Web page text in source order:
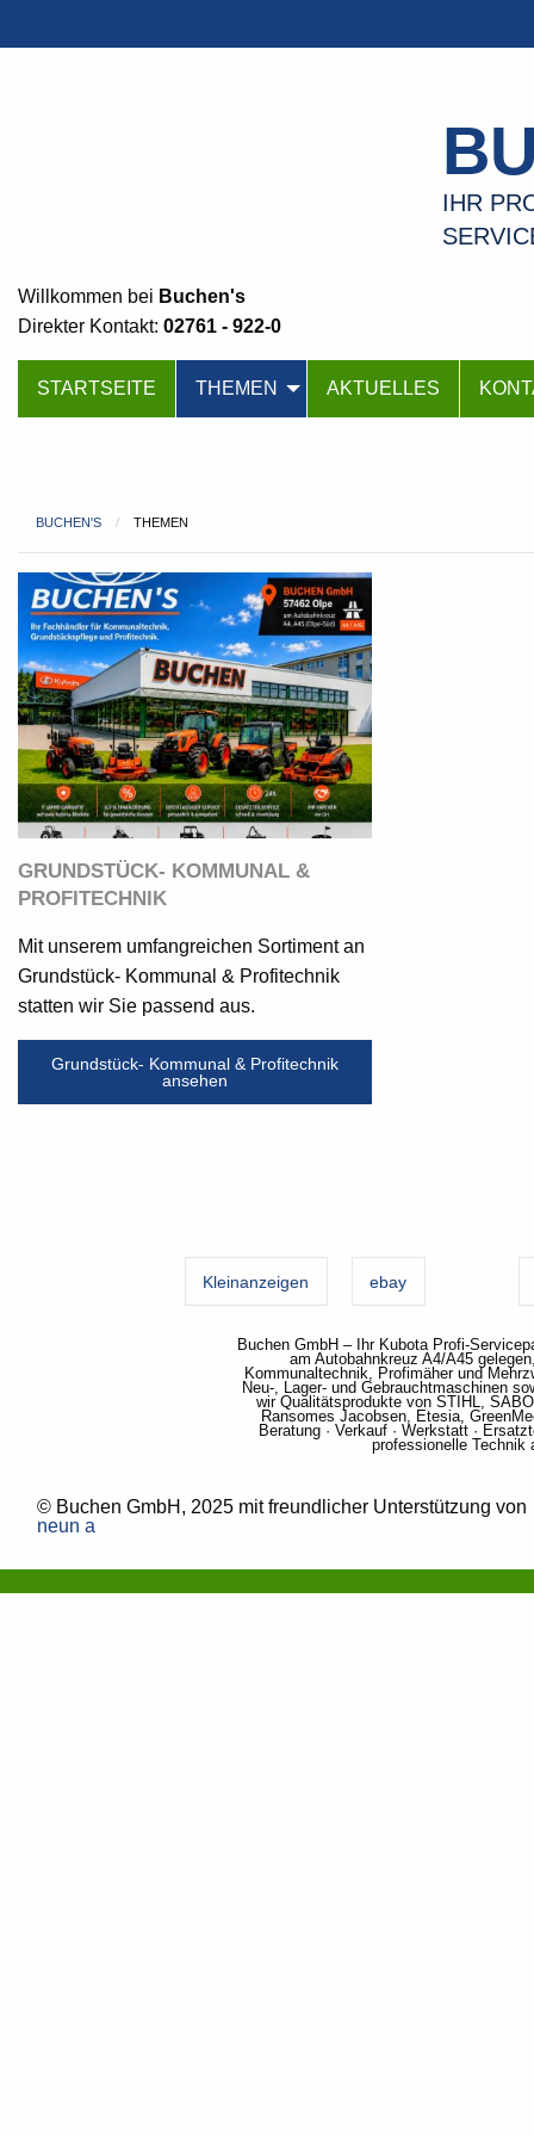
IHR
Willkommen bei Buchen's
Direkter Kontakt: 02761 - 922-0
STARTSEITE THEMEN AKTUELLES
BUCHEN'S THEMEN
GRUNDSTÜCK- KOMMUNAL &
PROFITECHNIK
Mit unserem umfangreichen Sortiment an
Grundstück- Kommunal & Profitechnik
statten wir Sie passend aus.
Grundstück- Kommunal & Profitechnik
ansehen
Kleinanzeigen ebay
Buchen GmbH – Ihr Kubota Profi-
am Autobahnkreuz A4/A45
Kommunaltechnik, Profimäher und
Neu-, Lager- und Gebrauchtmaschinen
wir Qualitätsprodukte von STIHL,
Ransomes Jacobsen, Etesia,
Beratung · Verkauf · Werkstatt ·
professionelle Technik
© Buchen GmbH, 2025 mit freundlicher Unterstützung von
neun a